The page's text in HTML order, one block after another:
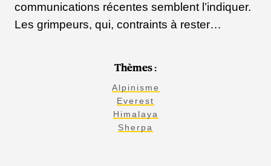
communications récentes semblent l’indiquer.
Les grimpeurs, qui, contraints à rester…
Thèmes :
Alpinisme
Everest
Himalaya
Sherpa